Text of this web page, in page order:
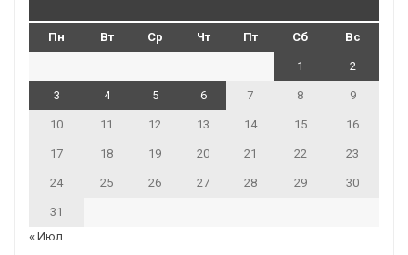
Пн Вт Ср Чт Пт Сб Вс
1 2
3 4 5 6 7 8 9
10 11 12 13 14 15 16
17 18 19 20 21 22 23
24 25 26 27 28 29 30
31
« Июл